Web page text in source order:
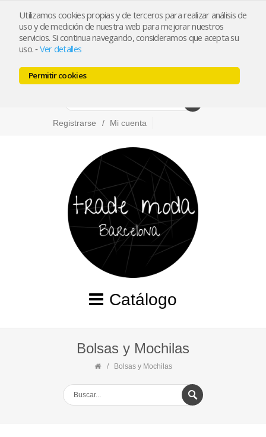
Utilizamos cookies propias y de terceros para realizar análisis de
uso y de medición de nuestra web para mejorar nuestros
servicios. Si continua navegando, consideramos que acepta su
uso.-Ver detalles
Permitir cookies
info@trademoda.com 93.439.26.92
Pulse para llamar
Registrarse Mi cuenta
Catálogo
Bolsas y Mochilas
Bolsas y Mochilas